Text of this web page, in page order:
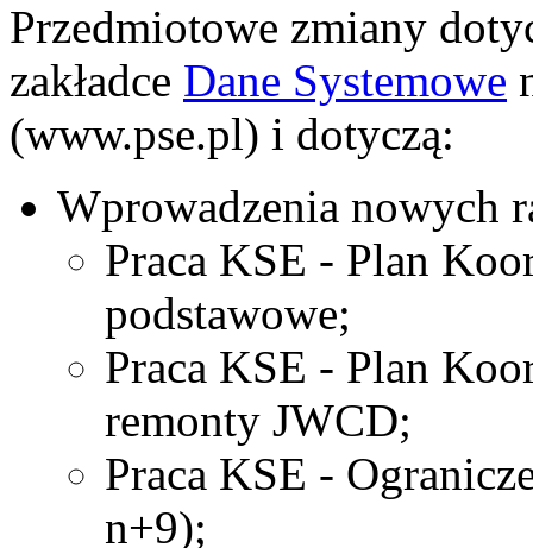
Przedmiotowe zmiany
zakładce Dane Systemowe
(www.pse.pl) i dotyczą:
Wprowadzenia nowych
Praca KSE - Plan
podstawowe;
Praca KSE - Plan
remonty JWCD;
Praca KSE -
n+9);